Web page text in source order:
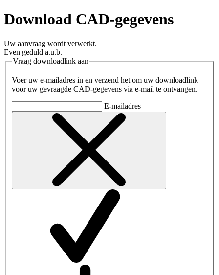
Download CAD-gegevens
Uw aanvraag wordt verwerkt.
Even geduld a.u.b.
Vraag downloadlink aan
Voer uw e-mailadres in en verzend het om uw downloadlink
voor uw gevraagde CAD-gegevens via e-mail te ontvangen.
E-mailadres